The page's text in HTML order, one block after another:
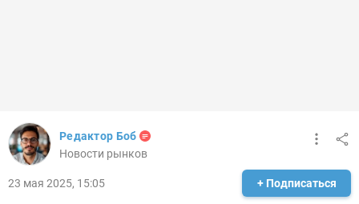
Редактор Боб
Новости рынков
23 мая 2025, 15:05 + Подписаться